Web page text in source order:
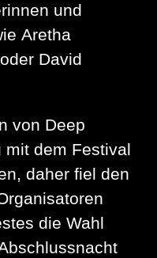
und
Aretha
David
von Deep
mit dem Festival
daher fiel den
die Wahl